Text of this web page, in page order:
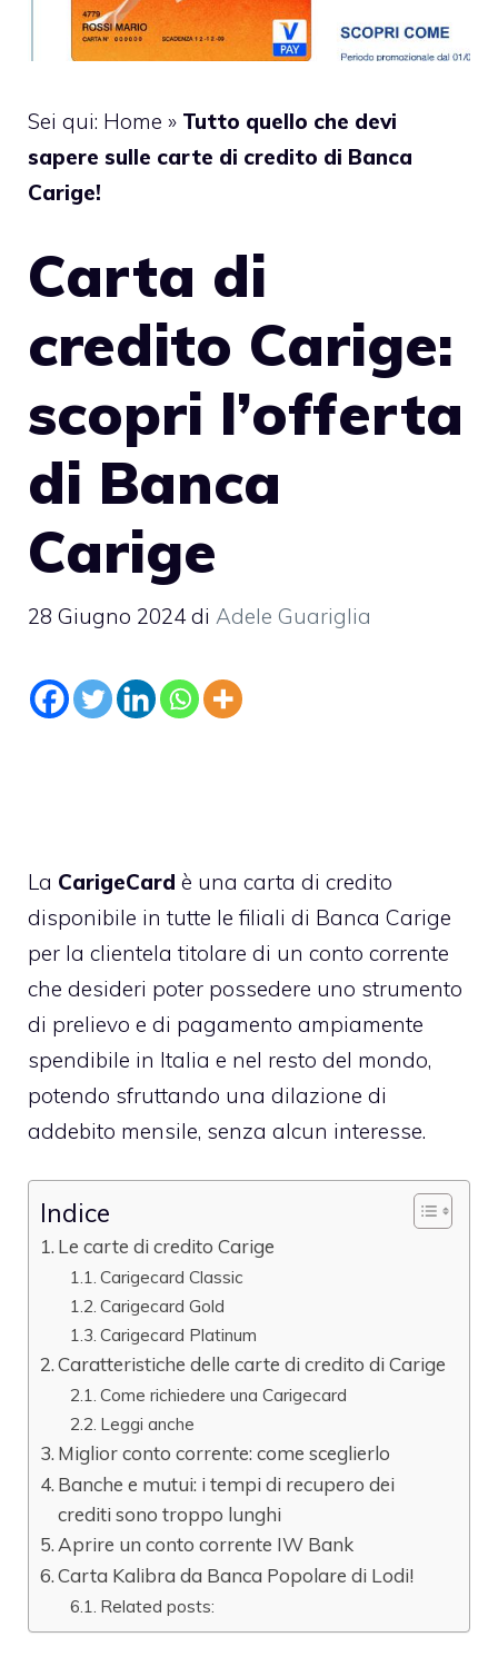
Sei qui: Home » Tutto quello che devi
sapere sulle carte di credito di Banca
Carige!
Carta di
credito Carige:
scopri l’offerta
di Banca
Carige
28 Giugno 2024 di Adele Guariglia
La CarigeCard è una carta di credito
disponibile in tutte le filiali di Banca Carige
per la clientela titolare di un conto corrente
che desideri poter possedere uno strumento
di prelievo e di pagamento ampiamente
spendibile in Italia e nel resto del mondo,
potendo sfruttando una dilazione di
addebito mensile, senza alcun interesse.
Indice
Le carte di credito Carige
Carigecard Classic
Carigecard Gold
Carigecard Platinum
Caratteristiche delle carte di credito di Carige
Come richiedere una Carigecard
Leggi anche
Miglior conto corrente: come sceglierlo
Banche e mutui: i tempi di recupero dei
crediti sono troppo lunghi
Aprire un conto corrente IW Bank
Carta Kalibra da Banca Popolare di Lodi!
Related posts: